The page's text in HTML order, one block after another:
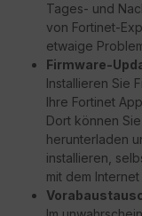
Tages- und
von Fortinet-
etwaige
Firmware-
Installieren Sie
Ihre Fortinet
Dort können
herunterladen
installieren,
mit dem